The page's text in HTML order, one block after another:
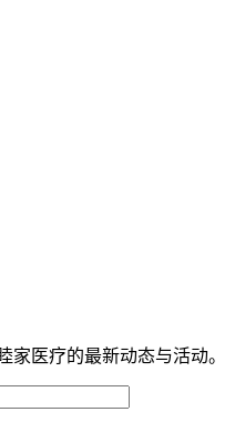
家医疗的最新动态与活动。